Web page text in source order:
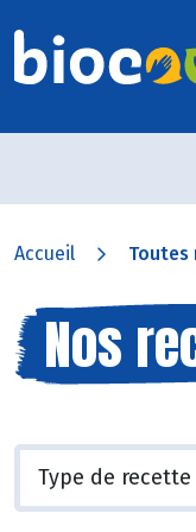
Accueil Toutes
Nos